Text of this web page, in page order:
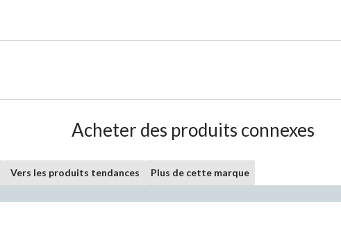
Acheter des produits connexes
Vers les produits tendances Plus de cette marque